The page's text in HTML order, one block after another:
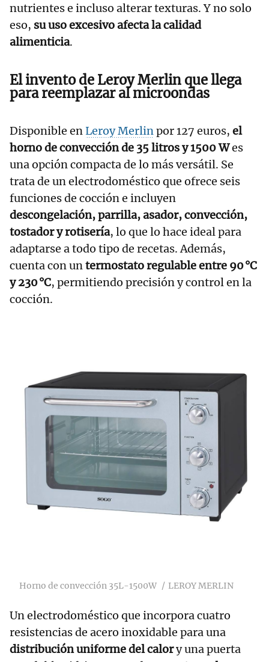
nutrientes e incluso alterar texturas. Y no solo
eso, su uso excesivo afecta la calidad
alimenticia.
El invento de Leroy Merlin que llega
para reemplazar al microondas
Disponible enLeroy Merlinpor 127 euros, el
horno de convección de 35 litros y 1500 Wes
una opción compacta de lo más versátil. Se
trata de un electrodoméstico que ofrece seis
funciones de cocción e incluyen
descongelación, parrilla, asador, convección,
tostador y rotisería, lo que lo hace ideal para
adaptarse a todo tipo de recetas. Además,
cuenta con untermostato regulable entre 90 °C
y 230 °C, permitiendo precisión y control en la
cocción.
Horno de convección 35L-1500W LEROY MERLIN
Un electrodoméstico que incorpora cuatro
resistencias de acero inoxidable para una
distribución uniforme del calory una puerta